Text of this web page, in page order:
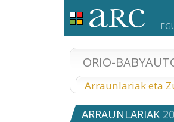
ORIO-
Arraunlariak eta
ARRAUNLARIAK